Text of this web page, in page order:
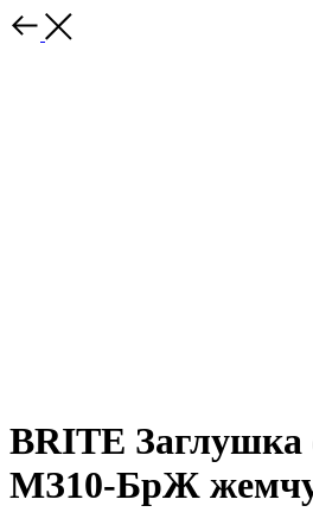
BRITE Заглушка
МЗ10-БрЖ